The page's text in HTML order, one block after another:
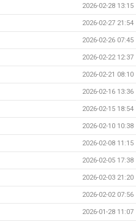
2026-02-28 13:15
2026-02-27 21:54
2026-02-26 07:45
2026-02-22 12:37
2026-02-21 08:10
2026-02-16 13:36
2026-02-15 18:54
2026-02-10 10:38
2026-02-08 11:15
2026-02-05 17:38
2026-02-03 21:20
2026-02-02 07:56
2026-01-28 11:07